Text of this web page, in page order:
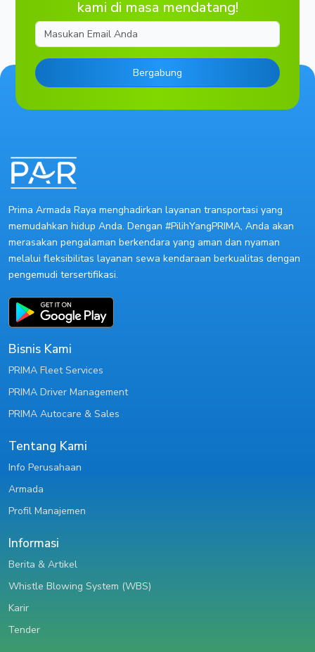
kami di masa mendatang!
Bergabung
Prima Armada Raya menghadirkan layanan transportasi yang
memudahkan hidup Anda. Dengan #PilihYangPRIMA, Anda akan
merasakan pengalaman berkendara yang aman dan nyaman
melalui fleksibilitas layanan sewa kendaraan berkualitas dengan
pengemudi tersertifikasi.
Bisnis Kami
PRIMA Fleet Services
PRIMA Driver Management
PRIMA Autocare & Sales
Tentang Kami
Info Perusahaan
Armada
Profil Manajemen
Informasi
Berita & Artikel
Whistle Blowing System (WBS)
Karir
Tender